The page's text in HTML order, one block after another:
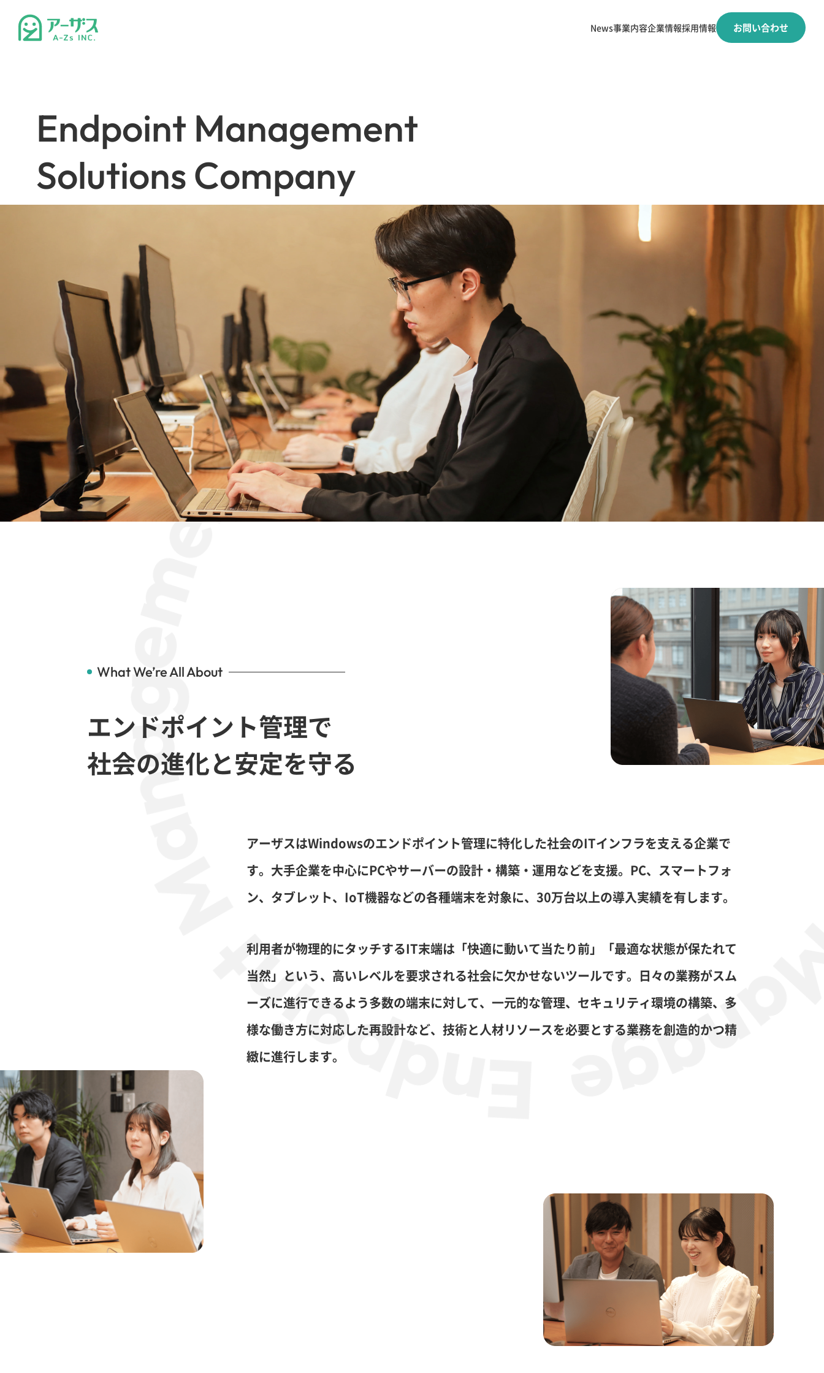
News事業内容企業情報採用情報 お問い合わせ
Endpoint Management
SolutionsCompany
What We’re All About
エンドポイント管理で
社会の進化と安定を守る
アーザスはWindowsのエンドポイント管理に特化した社会のITインフラを支える企業で
す。大手企業を中心にPCやサーバーの設計・構築・運用などを支援。PC、スマートフォ
ン、タブレット、IoT機器などの各種端末を対象に、30万台以上の導入実績を有します。
利用者が物理的にタッチするIT末端は「快適に動いて当たり前」「最適な状態が保たれて
当然」という、高いレベルを要求される社会に欠かせないツールです。日々の業務がスム
ーズに進行できるよう多数の端末に対して、一元的な管理、セキュリティ環境の構築、多
様な働き方に対応した再設計など、技術と人材リソースを必要とする業務を創造的かつ精
緻に進行します。